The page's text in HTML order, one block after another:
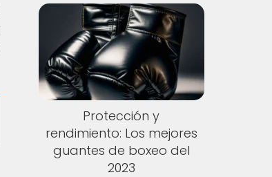
Protección y
rendimiento: Los mejores
guantes de boxeo del
2023